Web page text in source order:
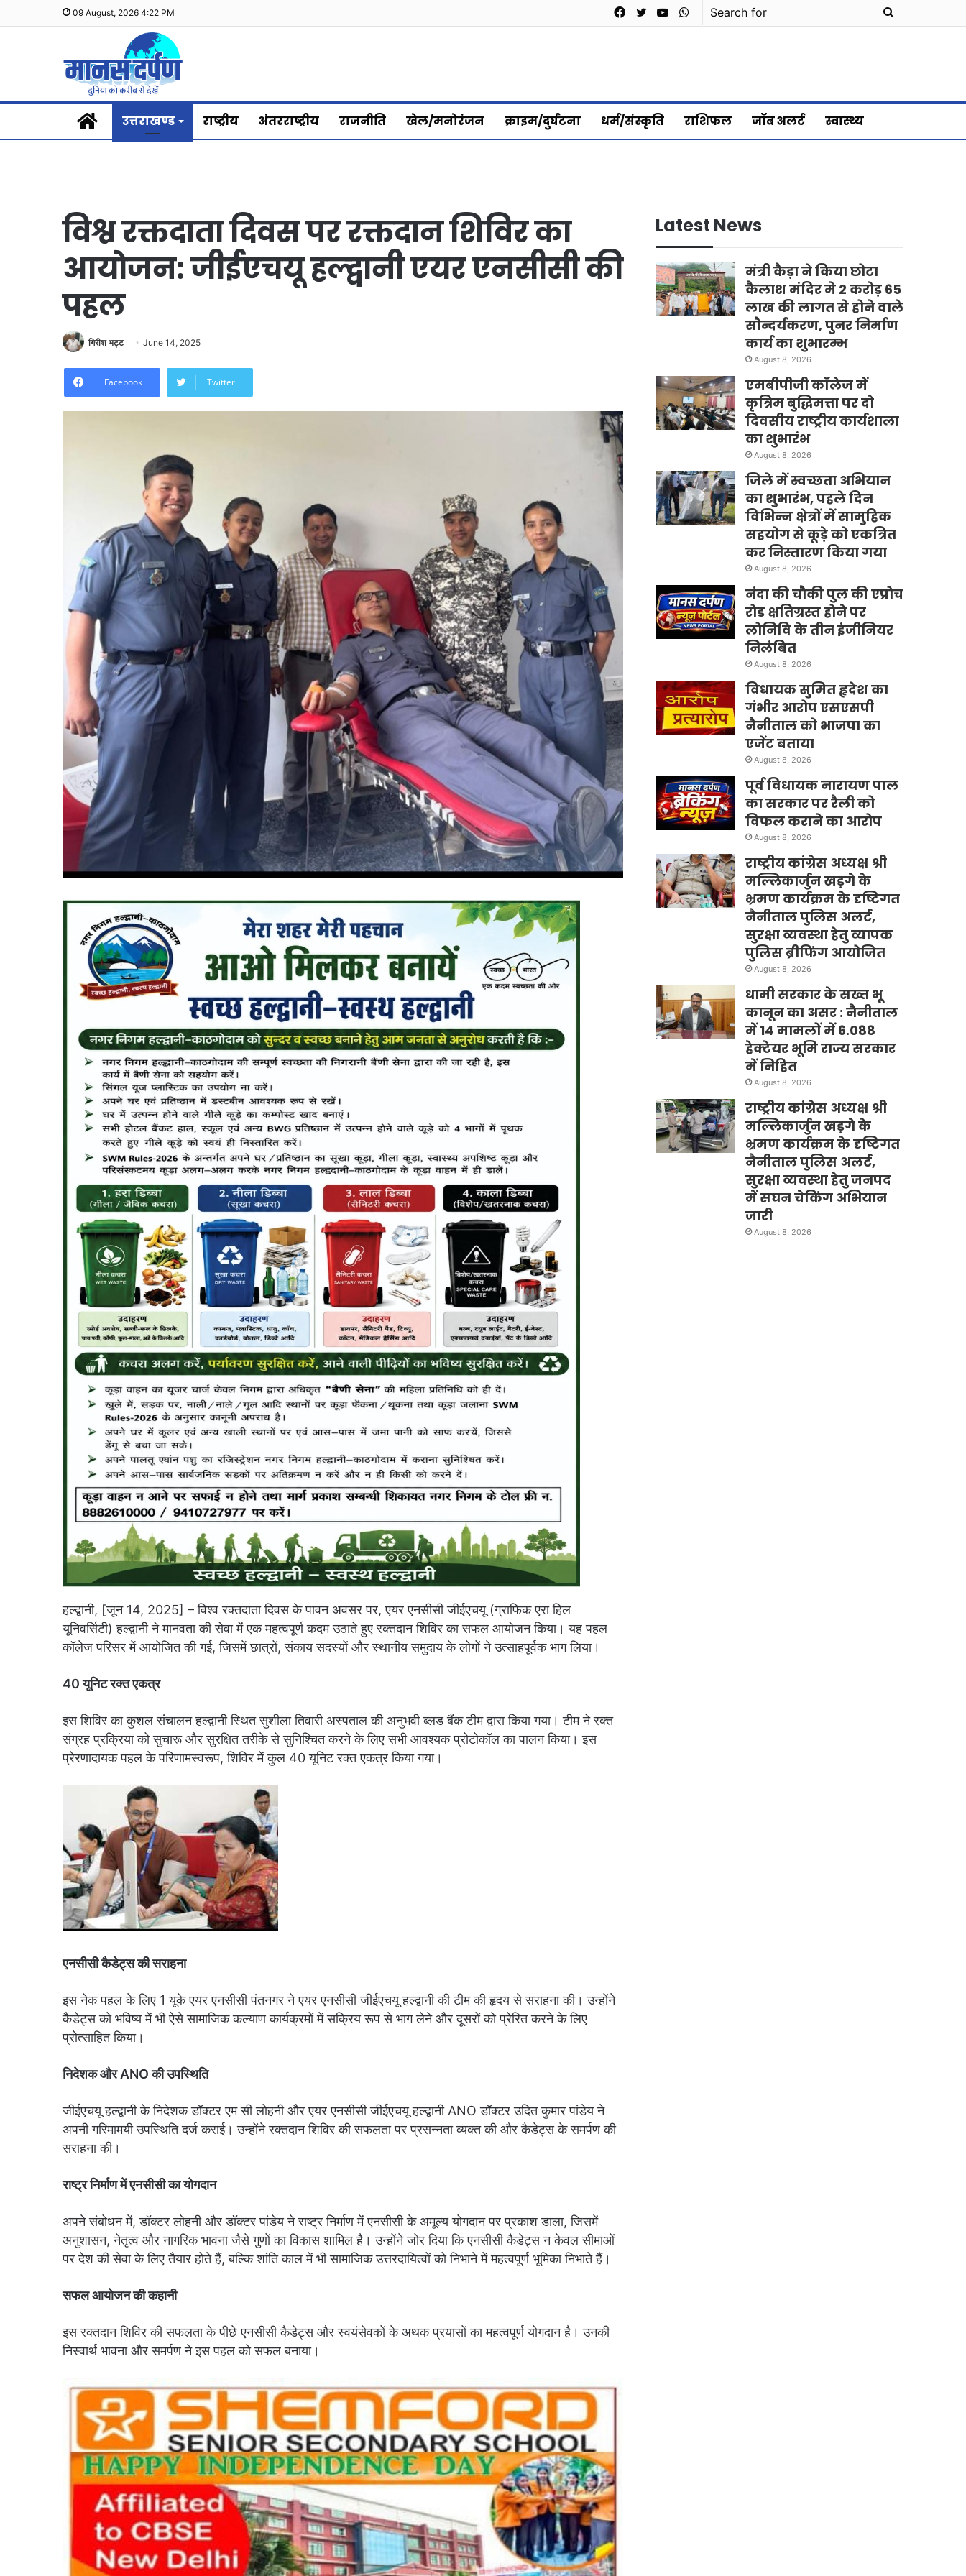
09 August, 2026 4:22 PM
Search
WhatsApp
YouTube
Twitter
Facebook
Homeउत्तराखण्ड राष्ट्रीय अंतरराष्ट्रीय राजनीति खेल/मनोरंजन क्राइम/दुर्घटना धर्म/संस्कृति राशिफल जॉब अलर्ट स्वास्थ्य
विश्व रक्तदाता दिवस पर रक्तदान शिविर का
आयोजन: जीईएचयू हल्द्वानी एयर एनसीसी की
पहल
गिरीश भट्ट June 14, 2025
Facebook Twitter
हल्द्वानी, [जून 14, 2025] – विश्व रक्तदाता दिवस के पावन अवसर पर, एयर एनसीसी जीईएचयू (ग्राफिक एरा हिल
यूनिवर्सिटी) हल्द्वानी ने मानवता की सेवा में एक महत्वपूर्ण कदम उठाते हुए रक्तदान शिविर का सफल आयोजन किया। यह पहल
कॉलेज परिसर में आयोजित की गई, जिसमें छात्रों, संकाय सदस्यों और स्थानीय समुदाय के लोगों ने उत्साहपूर्वक भाग लिया।
40 यूनिट रक्त एकत्र
इस शिविर का कुशल संचालन हल्द्वानी स्थित सुशीला तिवारी अस्पताल की अनुभवी ब्लड बैंक टीम द्वारा किया गया। टीम ने रक्त
संग्रह प्रक्रिया को सुचारू और सुरक्षित तरीके से सुनिश्चित करने के लिए सभी आवश्यक प्रोटोकॉल का पालन किया। इस
प्रेरणादायक पहल के परिणामस्वरूप, शिविर में कुल 40 यूनिट रक्त एकत्र किया गया।
एनसीसी कैडेट्स की सराहना
इस नेक पहल के लिए 1 यूके एयर एनसीसी पंतनगर ने एयर एनसीसी जीईएचयू हल्द्वानी की टीम की हृदय से सराहना की। उन्होंने
कैडेट्स को भविष्य में भी ऐसे सामाजिक कल्याण कार्यक्रमों में सक्रिय रूप से भाग लेने और दूसरों को प्रेरित करने के लिए
प्रोत्साहित किया।
निदेशक और ANO की उपस्थिति
जीईएचयू हल्द्वानी के निदेशक डॉक्टर एम सी लोहनी और एयर एनसीसी जीईएचयू हल्द्वानी ANO डॉक्टर उदित कुमार पांडेय ने
अपनी गरिमामयी उपस्थिति दर्ज कराई। उन्होंने रक्तदान शिविर की सफलता पर प्रसन्नता व्यक्त की और कैडेट्स के समर्पण की
सराहना की।
राष्ट्र निर्माण में एनसीसी का योगदान
अपने संबोधन में, डॉक्टर लोहनी और डॉक्टर पांडेय ने राष्ट्र निर्माण में एनसीसी के अमूल्य योगदान पर प्रकाश डाला, जिसमें
अनुशासन, नेतृत्व और नागरिक भावना जैसे गुणों का विकास शामिल है। उन्होंने जोर दिया कि एनसीसी कैडेट्स न केवल सीमाओं
पर देश की सेवा के लिए तैयार होते हैं, बल्कि शांति काल में भी सामाजिक उत्तरदायित्वों को निभाने में महत्वपूर्ण भूमिका निभाते हैं।
सफल आयोजन की कहानी
इस रक्तदान शिविर की सफलता के पीछे एनसीसी कैडेट्स और स्वयंसेवकों के अथक प्रयासों का महत्वपूर्ण योगदान है। उनकी
निस्वार्थ भावना और समर्पण ने इस पहल को सफल बनाया।
Latest News
मंत्री कैड़ा ने किया छोटा
कैलाश मंदिर मे 2 करोड़ 65
लाख की लागत से होने वाले
सौन्दर्यकरण, पुनर निर्माण
कार्य का शुभारम्भ
August 8, 2026
एमबीपीजी कॉलेज में
कृत्रिम बुद्धिमत्ता पर दो
दिवसीय राष्ट्रीय कार्यशाला
का शुभारंभ
August 8, 2026
जिले में स्वच्छता अभियान
का शुभारंभ, पहले दिन
विभिन्न क्षेत्रों में सामुहिक
सहयोग से कूड़े को एकत्रित
कर निस्तारण किया गया
August 8, 2026
नंदा की चौकी पुल की एप्रोच
रोड क्षतिग्रस्त होने पर
लोनिवि के तीन इंजीनियर
निलंबित
August 8, 2026
विधायक सुमित हृदेश का
गंभीर आरोप एसएसपी
नैनीताल को भाजपा का
एजेंट बताया
August 8, 2026
पूर्व विधायक नारायण पाल
का सरकार पर रैली को
विफल कराने का आरोप
August 8, 2026
राष्ट्रीय कांग्रेस अध्यक्ष श्री
मल्लिकार्जुन खड़गे के
भ्रमण कार्यक्रम के दृष्टिगत
नैनीताल पुलिस अलर्ट,
सुरक्षा व्यवस्था हेतु व्यापक
पुलिस ब्रीफिंग आयोजित
August 8, 2026
धामी सरकार के सख्त भू
कानून का असर : नैनीताल
में 14 मामलों में 6.088
हेक्टेयर भूमि राज्य सरकार
में निहित
August 8, 2026
राष्ट्रीय कांग्रेस अध्यक्ष श्री
मल्लिकार्जुन खड़गे के
भ्रमण कार्यक्रम के दृष्टिगत
नैनीताल पुलिस अलर्ट,
सुरक्षा व्यवस्था हेतु जनपद
में सघन चेकिंग अभियान
जारी
August 8, 2026